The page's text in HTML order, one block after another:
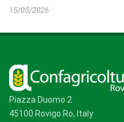
15/05/2026
Piazza Duomo 2
45100 Rovigo Ro, Italy